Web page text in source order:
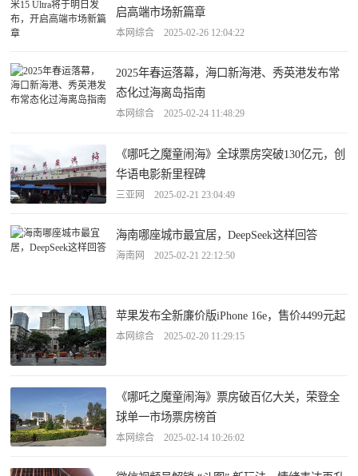
启高端市场新篇章
本网综合 2025-02-26 12:04:22
2025年春运落幕，海口新海港、秀英港发布常
态化过海离岛指南
本网综合 2025-02-24 11:48:29
《哪吒之魔童闹海》全球票房突破130亿元，创
华语电影新里程碑
三亚网 2025-02-21 23:04:49
海南哪座城市最宜居，DeepSeek这样回答
海南网 2025-02-21 22:12:50
苹果发布全新廉价版iPhone 16e，售价4499元起
本网综合 2025-02-20 11:29:15
《哪吒之魔童闹海》票房破百亿大关，荣登全
球单一市场票房榜首
本网综合 2025-02-14 10:26:02